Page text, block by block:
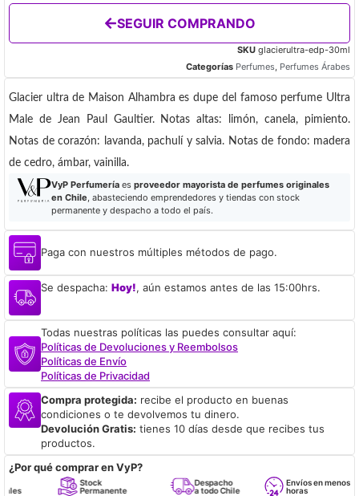
SEGUIR COMPRANDO
SKU glacierultra-edp-30ml
Categorías Perfumes, Perfumes Árabes
Glacier ultra de Maison Alhambra es dupe del famoso perfume Ultra
Male de Jean Paul Gaultier. Notas altas: limón, canela, pimiento.
Notas de corazón: lavanda, pachulí y salvia. Notas de fondo: madera
de cedro, ámbar, vainilla.
VyP Perfumeríaes proveedor mayorista de perfumes originales
en Chile, abasteciendo emprendedores y tiendas con stock
permanente y despacho a todo el país.
Paga con nuestros múltiples métodos de pago.
Se despacha: Hoy!, aún estamos antes de las 15:00hrs.
Todas nuestras políticas las puedes consultar aquí:
Políticas de Devoluciones y Reembolsos
Políticas de Envío
Políticas de Privacidad
Compra protegida: recibe el producto en buenas
condiciones o te devolvemos tu dinero.
Devolución Gratis: tienes 10 días desde que recibes tus
productos.
¿Por qué comprar en VyP?
Stock
Permanente
Despacho
a todo Chile
Envíos en menos de 24
horas